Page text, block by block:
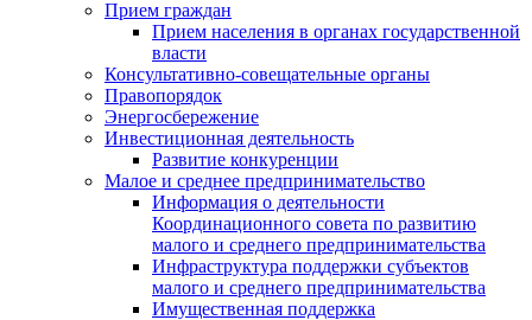
Прием граждан
Прием населения в органах государственной
власти
Консультативно-совещательные органы
Правопорядок
Энергосбережение
Инвестиционная деятельность
Развитие конкуренции
Малое и среднее предпринимательство
Информация о деятельности
Координационного совета по развитию
малого и среднего предпринимательства
Инфраструктура поддержки субъектов
малого и среднего предпринимательства
Имущественная поддержка